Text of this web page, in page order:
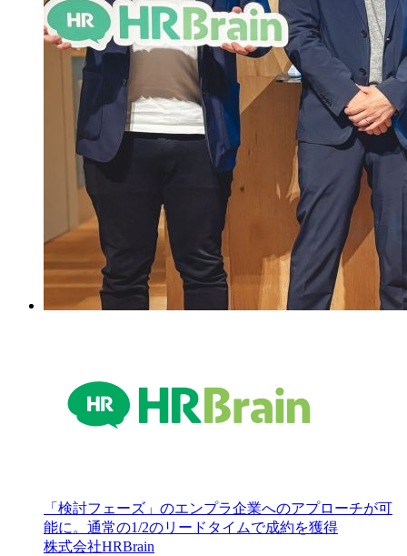
「検討フェーズ」のエンプラ企業へのアプローチが可
能に。通常の1/2のリードタイムで成約を獲得
株式会社HRBrain